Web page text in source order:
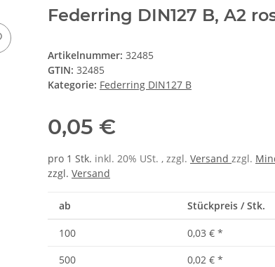
Federring DIN127 B, A2
Artikelnummer: 32485
GTIN: 32485
Kategorie: Federring DIN127 B
0,05 €
pro 1 Stk. inkl. 20% USt. , zzgl. Versand zzgl.
zzgl. Versand
ab Stückpreis / Stk.
100 0,03 € *
500
0,02 € *